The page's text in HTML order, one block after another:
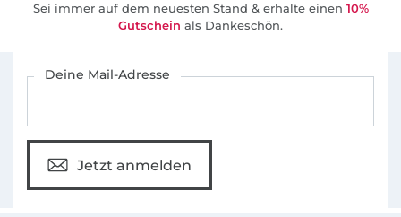
Sei immer auf dem neuesten Stand & erhalte einen 10%
Gutschein als Dankeschön.
Deine Mail-Adresse
Jetzt anmelden